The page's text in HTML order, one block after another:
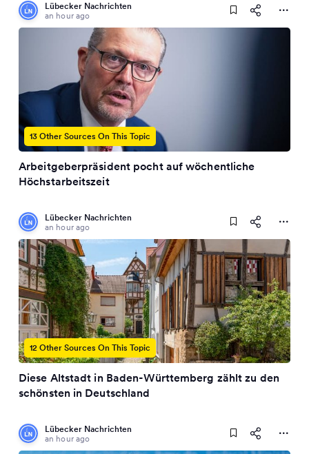
Lübecker Nachrichten
an hour ago
13 Other Sources On This Topic
Arbeitgeberpräsident pocht auf wöchentliche
Höchstarbeitszeit
Lübecker Nachrichten
an hour ago
12 Other Sources On This Topic
Diese Altstadt in Baden-Württemberg zählt zu den
schönsten in Deutschland
Lübecker Nachrichten
an hour ago